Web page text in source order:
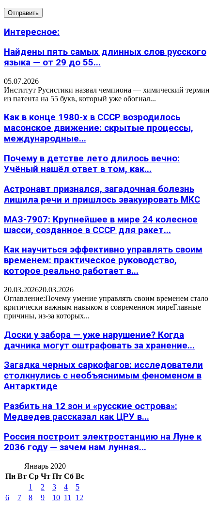
Интересное:
Найдены пять самых длинных слов русского
языка — от 29 до 55...
05.07.2026
Институт Русистики назвал чемпиона — химический термин
из патента на 55 букв, который уже обогнал...
Как в конце 1980-х в СССР возродилось
масонское движение: скрытые процессы,
международные...
Почему в детстве лето длилось вечно:
Учёный нашёл ответ в том, как...
Астронавт признался, загадочная болезнь
лишила речи и пришлось эвакуировать МКС
МАЗ-7907: Крупнейшее в мире 24 колесное
шасси, созданное в СССР для ракет...
Как научиться эффективно управлять своим
временем: практическое руководство,
которое реально работает в...
20.03.202620.03.2026
Оглавление:Почему умение управлять своим временем стало
критически важным навыком в современном миреГлавные
причины, из-за которых...
Доски у забора — уже нарушение? Когда
дачника могут оштрафовать за хранение...
Загадка черных саркофагов: исследователи
столкнулись с необъяснимым феноменом в
Антарктиде
Разбить на 12 зон и «русские острова»:
Медведев рассказал как ЦРУ в...
Россия построит электростанцию на Луне к
2036 году — зачем нам лунная...
Январь 2020
Пн Вт Ср Чт Пт Сб Вс
1
2 3 4
5
6
7 8 9 10 11
12